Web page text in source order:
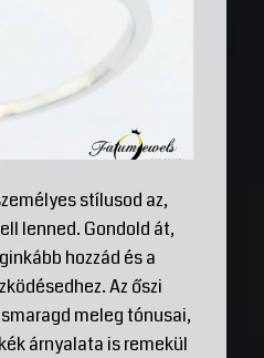
stílusod az,
lenned. Gondold át,
hozzád és a
Az őszi
meleg tónusai,
árnyalata is remekül